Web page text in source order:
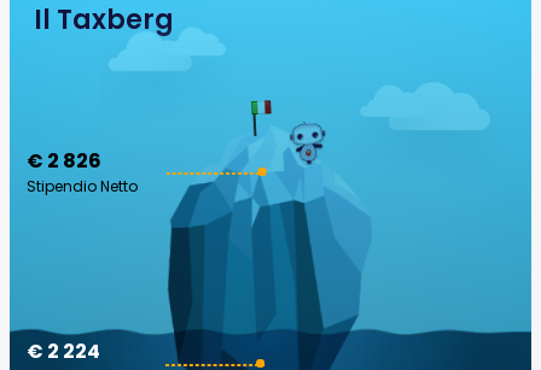
Il Taxberg
€ 2 826
Stipendio Netto
€ 2 224